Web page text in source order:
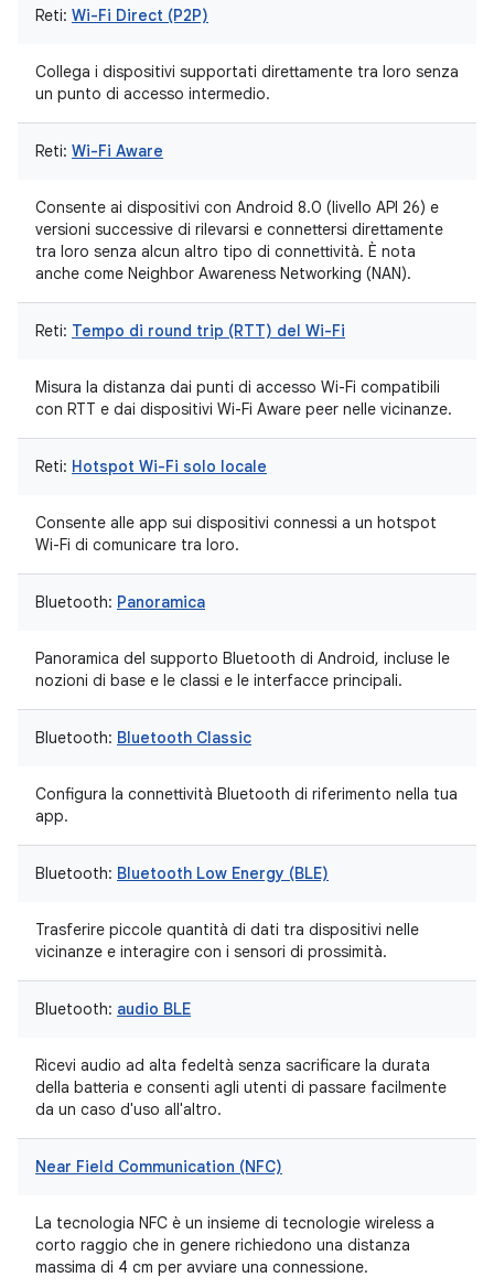
Reti: Wi-Fi Direct (P2P)
Collega i dispositivi supportati direttamente tra loro senza
un punto di accesso intermedio.
Reti: Wi-Fi Aware
Consente ai dispositivi con Android 8.0 (livello API 26) e
versioni successive di rilevarsi e connettersi direttamente
tra loro senza alcun altro tipo di connettività. È nota
anche come Neighbor Awareness Networking (NAN).
Reti: Tempo di round trip (RTT) del Wi-Fi
Misura la distanza dai punti di accesso Wi-Fi compatibili
con RTT e dai dispositivi Wi-Fi Aware peer nelle vicinanze.
Reti: Hotspot Wi-Fi solo locale
Consente alle app sui dispositivi connessi a un hotspot
Wi-Fi di comunicare tra loro.
Bluetooth: Panoramica
Panoramica del supporto Bluetooth di Android, incluse le
nozioni di base e le classi e le interfacce principali.
Bluetooth: Bluetooth Classic
Configura la connettività Bluetooth di riferimento nella tua
app.
Bluetooth: Bluetooth Low Energy (BLE)
Trasferire piccole quantità di dati tra dispositivi nelle
vicinanze e interagire con i sensori di prossimità.
Bluetooth: audio BLE
Ricevi audio ad alta fedeltà senza sacrificare la durata
della batteria e consenti agli utenti di passare facilmente
da un caso d'uso all'altro.
Near Field Communication (NFC)
La tecnologia NFC è un insieme di tecnologie wireless a
corto raggio che in genere richiedono una distanza
massima di 4 cm per avviare una connessione.